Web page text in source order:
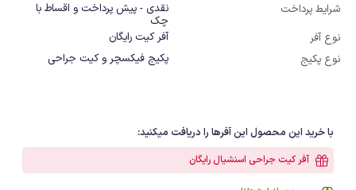
شرایط پرداخت
نقدی - پیش پرداخت و اقساط با
چک
نوع آفر
آفر کیت رایگان
نوع پکیج
پکیج فیکسچر و کیت جراحی
با خرید این محصول این آفرها را دریافت میکنید:
آفر کیت جراحی اسنشیال رایگان